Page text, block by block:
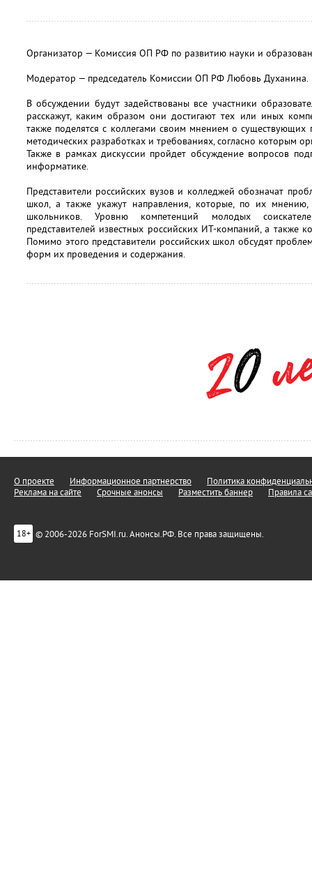
Организатор — Комиссия ОП РФ по развитию науки и
Модератор — председатель Комиссии ОП РФ Любовь Духанина.
В обсуждении будут задействованы все участники
расскажут, каким образом они достигают тех или иных
также поделятся с коллегами своим мнением о
методических разработках и требованиях, согласно которым
Также в рамках дискуссии пройдет обсуждение вопросов
информатике.
Представители российских вузов и колледжей обозначат
школ, а также укажут направления, которые, по их
школьников. Уровню компетенций молодых
представителей известных российских ИТ-компаний, а
Помимо этого представители российских школ обсудят
форм их проведения и содержания.
О проекте Информационное партнерство
Политика
Реклама на сайте
Срочные анонсы Разместить баннер Правила
18+ © 2006-2026 ForSMI.ru. Анонсы.РФ. Все права защищены.